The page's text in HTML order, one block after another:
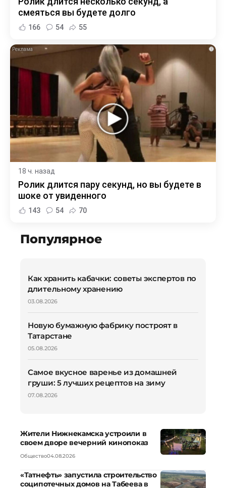
смеяться вы будете долго
166 54 55
i
18 ч. назад
Ролик длится пару секунд, но вы будете в
шоке от увиденного
143 54 70
Популярное
Как хранить кабачки: советы экспертов по
длительному хранению
03.08.2026
Новую бумажную фабрику построят в
Татарстане
05.08.2026
Самое вкусное варенье из домашней
груши: 5 лучших рецептов на зиму
07.08.2026
Жители Нижнекамска устроили в
своем дворе вечерний кинопоказ
Общество04.08.2026
«Татнефть» запустила строительство
соципотечных домов на Табеева в